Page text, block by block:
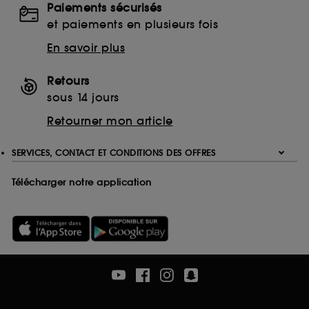
Ethanolamine (ETA)
Monoethanolamine (MEA)
Triethanolamine (TEA)
Ethylenediaminetetraacetic Acid
Disodium EDTA
Tetrasodium EDTA
Paiements sécurisés
et paiements en plusieurs fois
En savoir plus
Retours
sous 14 jours
Retourner mon article
SERVICES, CONTACT ET CONDITIONS DES OFFRES
Télécharger notre application